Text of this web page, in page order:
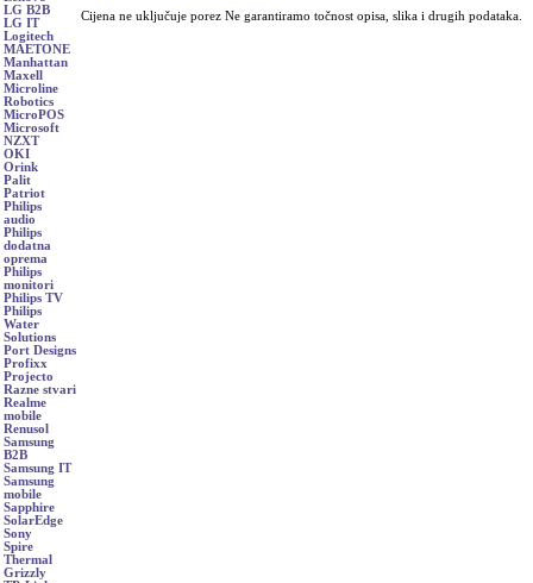
LG B2B
LG IT
Logitech
MAETONE
Manhattan
Maxell
Microline
Robotics
MicroPOS
Microsoft
NZXT
OKI
Orink
Palit
Patriot
Philips
audio
Philips
dodatna
oprema
Philips
monitori
Philips TV
Philips
Water
Solutions
Port Designs
Profixx
Projecto
Razne stvari
Realme
mobile
Renusol
Samsung
B2B
Samsung IT
Samsung
mobile
Sapphire
SolarEdge
Sony
Spire
Thermal
Grizzly
Cijena ne uključuje porez Ne garantiramo točnost opisa, slika i drugih podataka.